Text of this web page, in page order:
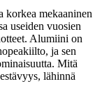
korkea mekaaninen
useiden vuosien
Alumiini on
ja sen
Mitä
lähinnä